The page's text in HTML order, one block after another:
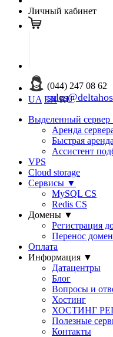
Личный кабинет
(044) 247 08 62
UA EN RU
Выделенный сервер
Аренда
Быстрая
Ассистент
VPS
Cloud storage
Сервисы ▼
MySQL CS
Redis CS
Домены ▼
Регистрация
Перенос
Оплата
Информация ▼
Датацентры
Блог
Вопросы и
Хостинг
ХОСТИНГ
Полезные
Контакты